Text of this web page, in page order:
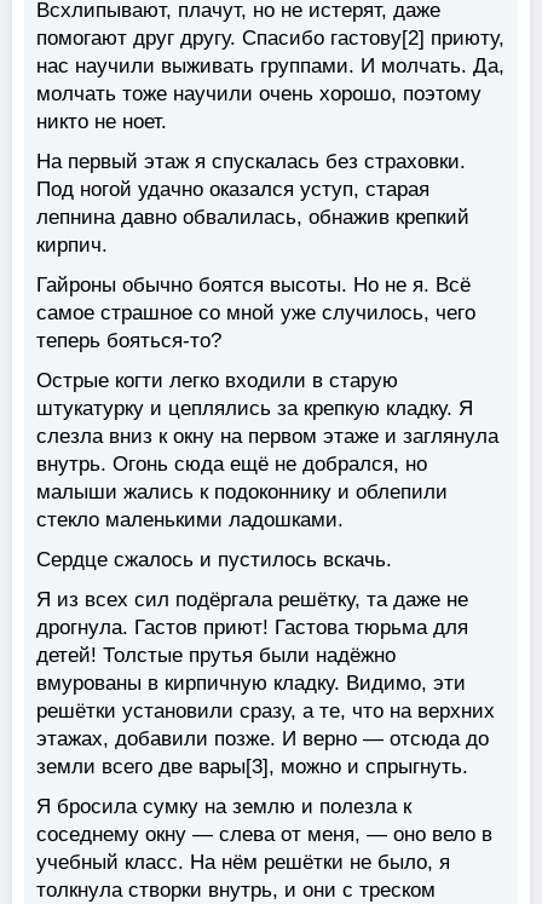
Всхлипывают, плачут, но не истерят, даже
помогают друг другу. Спасибо гастову[2] приюту,
нас научили выживать группами. И молчать. Да,
молчать тоже научили очень хорошо, поэтому
никто не ноет.
На первый этаж я спускалась без страховки.
Под ногой удачно оказался уступ, старая
лепнина давно обвалилась, обнажив крепкий
кирпич.
Гайроны обычно боятся высоты. Но не я. Всё
самое страшное со мной уже случилось, чего
теперь бояться-то?
Острые когти легко входили в старую
штукатурку и цеплялись за крепкую кладку. Я
слезла вниз к окну на первом этаже и заглянула
внутрь. Огонь сюда ещё не добрался, но
малыши жались к подоконнику и облепили
стекло маленькими ладошками.
Сердце сжалось и пустилось вскачь.
Я из всех сил подёргала решётку, та даже не
дрогнула. Гастов приют! Гастова тюрьма для
детей! Толстые прутья были надёжно
вмурованы в кирпичную кладку. Видимо, эти
решётки установили сразу, а те, что на верхних
этажах, добавили позже. И верно — отсюда до
земли всего две вары[3], можно и спрыгнуть.
Я бросила сумку на землю и полезла к
соседнему окну — слева от меня, — оно вело в
учебный класс. На нём решётки не было, я
толкнула створки внутрь, и они с треском